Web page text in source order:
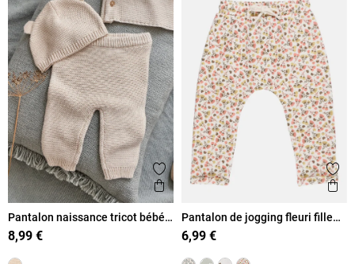
Ajouter aux favoris
Aperçu rapide
Pantalon naissance tricot bébé
(0-6M)
8,99 €
Pantalon de jogging fleuri fille
(3-36M)
6,99 €